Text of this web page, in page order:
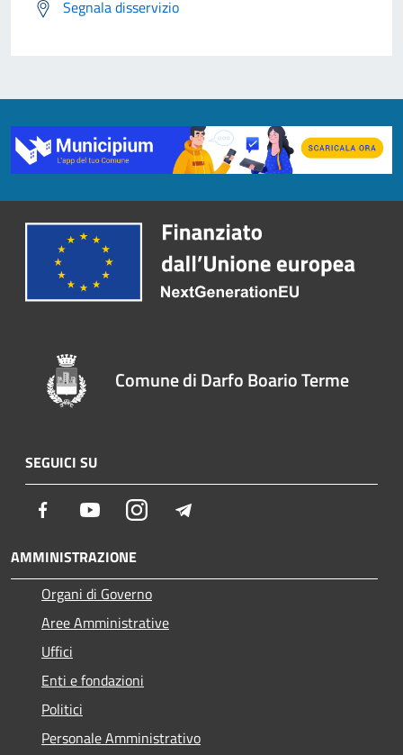
Segnala disservizio
Comune di Darfo Boario Terme
SEGUICI SU
Facebook YoutubeInstagram
AMMINISTRAZIONE
Organi di Governo
Aree Amministrative
Uffici
Enti e fondazioni
Politici
Personale Amministrativo